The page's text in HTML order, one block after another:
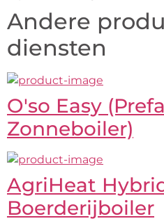
Andere
diensten
O'so Easy
Zonneboiler)
AgriHeat
Boerderijboiler